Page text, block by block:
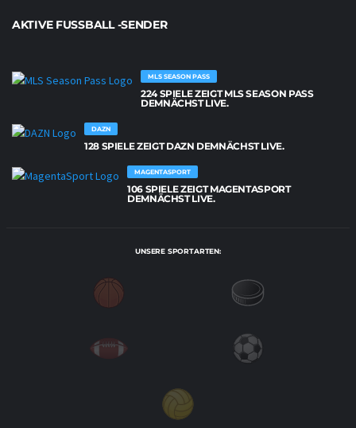
AKTIVE FUSSBALL -SENDER
MLS SEASON PASS
224 SPIELE ZEIGT MLS SEASON PASS
DEMNÄCHST LIVE.
DAZN
128 SPIELE ZEIGT DAZN DEMNÄCHST LIVE.
MAGENTASPORT
106 SPIELE ZEIGT MAGENTASPORT
DEMNÄCHST LIVE.
UNSERE SPORTARTEN: